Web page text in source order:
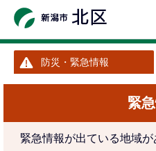
ジ
先
防災・緊急情報
緊
緊急情報が出ている地域が